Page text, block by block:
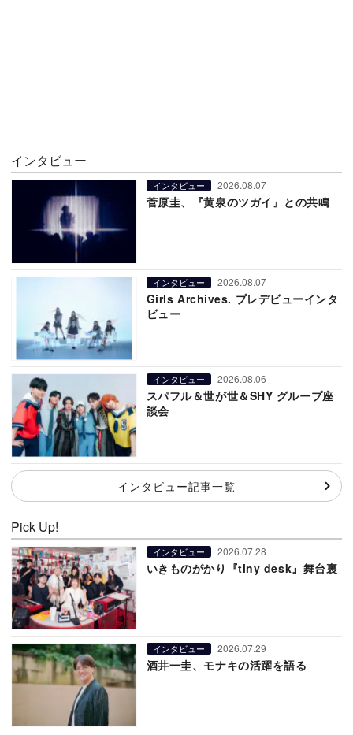
インタビュー
インタビュー 2026.08.07
菅原圭、『黄泉のツガイ』との共鳴
インタビュー 2026.08.07
Girls Archives. プレデビューインタ
ビュー
インタビュー 2026.08.06
スパフル＆世が世＆SHY グループ座
談会
インタビュー記事一覧
Pick Up!
インタビュー 2026.07.28
いきものがかり『tiny desk』舞台裏
インタビュー 2026.07.29
酒井一圭、モナキの活躍を語る